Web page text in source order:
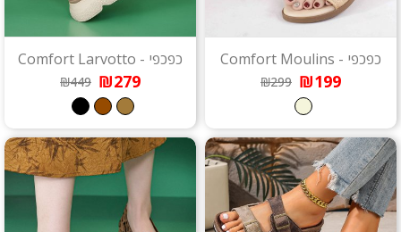
כפכפי - Comfort Moulins
₪199
₪299
כפכפי - Comfort Larvotto
₪279
₪449